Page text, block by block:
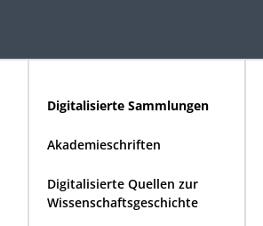
Digitalisierte Sammlungen
Akademieschriften
Digitalisierte Quellen zur
Wissenschaftsgeschichte